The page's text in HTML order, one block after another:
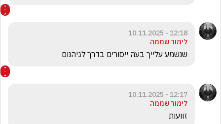
12:18 - 10.11.2025
לימור שממה
שנשמע עלייך בעה ייסורים בדרך לגיהנום
12:17 - 10.11.2025
לימור שממה
זוועות